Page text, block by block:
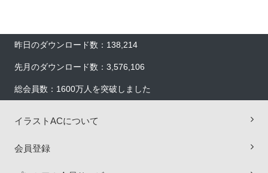
昨日のダウンロード数：138,214
先月のダウンロード数：3,576,106
総会員数：1600万人を突破しました
イラストACについて
会員登録